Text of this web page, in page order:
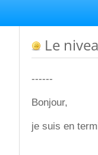
Le
------
Bonjour,
je suis en